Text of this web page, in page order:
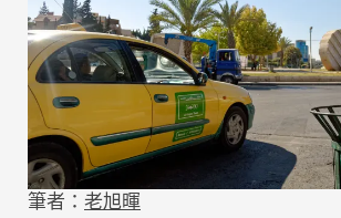
筆者： 老旭暉